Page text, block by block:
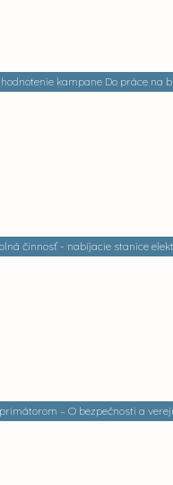
kampane Do práce na
činnosť - nabíjacie stanice
– O bezpečnosti a